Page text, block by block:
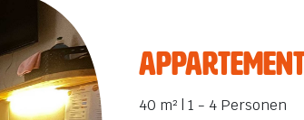
Appartement
40 m² | 1 - 4 Personen